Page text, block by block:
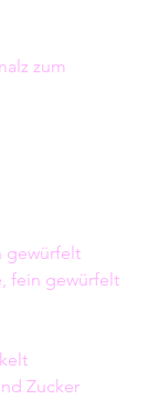
zum
gewürfelt
fein gewürfelt
Zucker